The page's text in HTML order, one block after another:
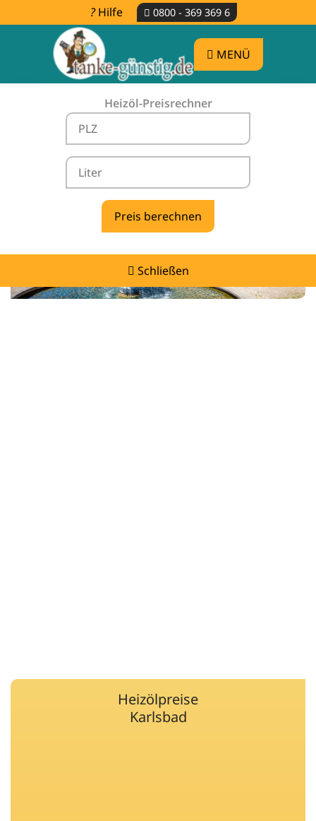
Hilfe 0800 - 369 369 6
MENÜ
Heizöl-Preisrechner
Schließen
Heizölpreise Karlsbad -
vergleichen & günstig tanken
Heizölpreise
Karlsbad